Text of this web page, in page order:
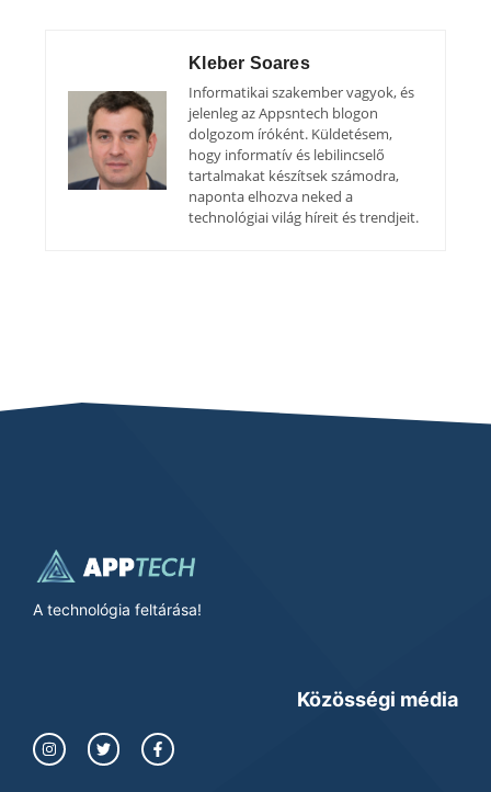
Kleber Soares
Informatikai szakember vagyok, és
jelenleg az Appsntech blogon
dolgozom íróként. Küldetésem,
hogy informatív és lebilincselő
tartalmakat készítsek számodra,
naponta elhozva neked a
technológiai világ híreit és trendjeit.
A technológia feltárása!
Közösségi média